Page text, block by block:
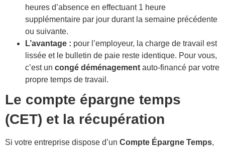
heures d’absence en effectuant 1 heure
supplémentaire par jour durant la semaine précédente
ou suivante.
L’avantage : pour l’employeur, la charge de travail est
lissée et le bulletin de paie reste identique. Pour vous,
c’est un congé déménagement auto-financé par votre
propre temps de travail.
Le compte épargne temps
(CET) et la récupération
Si votre entreprise dispose d’un Compte Épargne Temps,